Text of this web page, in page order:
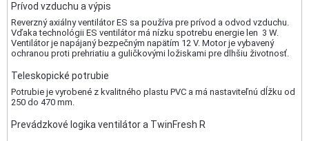
Prívod vzduchu a výpis
Reverzný axiálny ventilátor ES sa používa pre prívod a odvod vzduchu.
Vďaka technológii ES ventilátor má nízku spotrebu energie len 3 W.
Ventilátor je napájaný bezpečným napätím 12 V. Motor je vybavený
ochranou proti prehriatiu a guličkovými ložiskami pre dlhšiu životnosť.
Teleskopické potrubie
Potrubie je vyrobené z kvalitného plastu PVC a má nastaviteľnú dĺžku od
250 do 470 mm.
Prevádzkové logika ventilátor a TwinFresh R